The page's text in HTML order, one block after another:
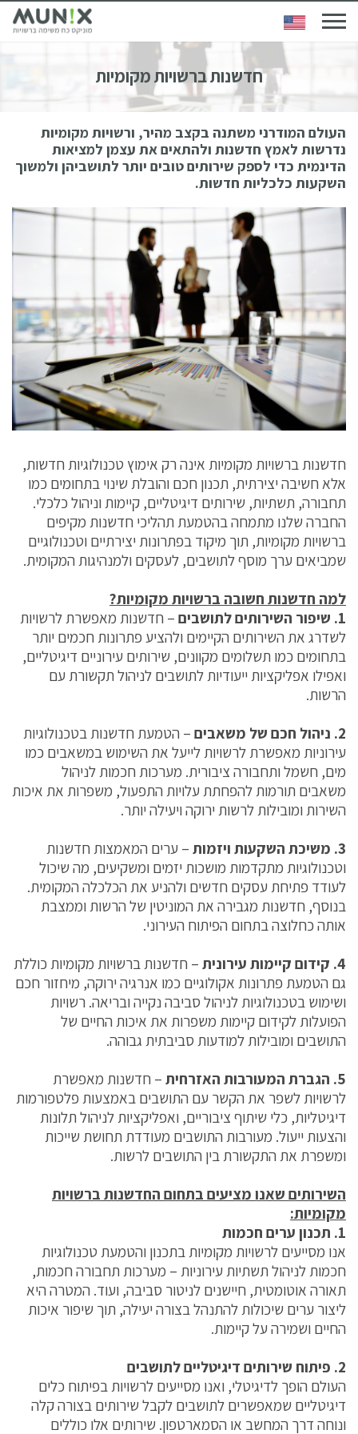
חדשנות ברשויות מקומיות
העולם המודרני משתנה בקצב מהיר, ורשויות מקומיות
נדרשות לאמץ חדשנות ולהתאים את עצמן למציאות
הדינמית כדי לספק שירותים טובים יותר לתושביהן ולמשוך
השקעות כלכליות חדשות.
חדשנות ברשויות מקומיות אינה רק אימוץ טכנולוגיות חדשות,
אלא חשיבה יצירתית, תכנון חכם והובלת שינוי בתחומים כמו
תחבורה, תשתיות, שירותים דיגיטליים, קיימות וניהול כלכלי.
החברה שלנו מתמחה בהטמעת תהליכי חדשנות מקיפים
ברשויות מקומיות, תוך מיקוד בפתרונות יצירתיים וטכנולוגיים
שמביאים ערך מוסף לתושבים, לעסקים ולמנהיגות המקומית.
למה חדשנות חשובה ברשויות מקומיות?
1. שיפור השירותים לתושבים
– חדשנות מאפשרת לרשויות
לשדרג את השירותים הקיימים ולהציע פתרונות חכמים יותר
בתחומים כמו תשלומים מקוונים, שירותים עירוניים דיגיטליים,
ואפילו אפליקציות ייעודיות לתושבים לניהול תקשורת עם
הרשות.
2. ניהול חכם של משאבים
– הטמעת חדשנות בטכנולוגיות
עירוניות מאפשרת לרשויות לייעל את השימוש במשאבים כמו
מים, חשמל ותחבורה ציבורית. מערכות חכמות לניהול
משאבים תורמות להפחתת עלויות התפעול, משפרות את איכות
השירות ומובילות לרשות ירוקה ויעילה יותר.
3. משיכת השקעות ויזמות
– ערים המאמצות חדשנות
וטכנולוגיות מתקדמות מושכות יזמים ומשקיעים, מה שיכול
לעודד פתיחת עסקים חדשים ולהניע את הכלכלה המקומית.
בנוסף, חדשנות מגבירה את המוניטין של הרשות וממצבת
אותה כחלוצה בתחום הפיתוח העירוני.
4. קידום קיימות עירונית
– חדשנות ברשויות מקומיות כוללת
גם הטמעת פתרונות אקולוגיים כמו אנרגיה ירוקה, מיחזור חכם
ושימוש בטכנולוגיות לניהול סביבה נקייה ובריאה. רשויות
הפועלות לקידום קיימות משפרות את איכות החיים של
התושבים ומובילות למודעות סביבתית גבוהה.
5. הגברת המעורבות האזרחית
– חדשנות מאפשרת
לרשויות לשפר את הקשר עם התושבים באמצעות פלטפורמות
דיגיטליות, כלי שיתוף ציבוריים, ואפליקציות לניהול תלונות
והצעות ייעול. מעורבות התושבים מעודדת תחושת שייכות
ומשפרת את התקשורת בין התושבים לרשות.
השירותים שאנו מציעים בתחום החדשנות ברשויות
מקומיות:
1. תכנון ערים חכמות
אנו מסייעים לרשויות מקומיות בתכנון והטמעת טכנולוגיות
חכמות לניהול תשתיות עירוניות – מערכות תחבורה חכמות,
תאורה אוטומטית, חיישנים לניטור סביבה, ועוד. המטרה היא
ליצור ערים שיכולות להתנהל בצורה יעילה, תוך שיפור איכות
החיים ושמירה על קיימות.
2. פיתוח שירותים דיגיטליים לתושבים
העולם הופך לדיגיטלי, ואנו מסייעים לרשויות בפיתוח כלים
דיגיטליים שמאפשרים לתושבים לקבל שירותים בצורה קלה
ונוחה דרך המחשב או הסמארטפון. שירותים אלו כוללים